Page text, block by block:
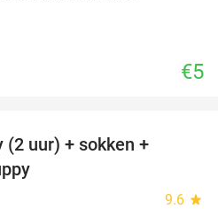
€5
(2 uur) + sokken +
9.6 star